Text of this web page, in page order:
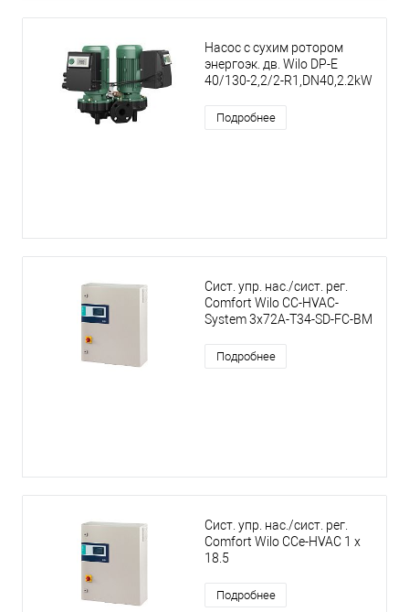
Насос с сухим ротором
энергоэк. дв. Wilo DP-E
40/130-2,2/2-R1,DN40,2.2kW
Подробнее
Сист. упр. нас./сист. рег.
Comfort Wilo CC-HVAC-
System 3x72A-T34-SD-FC-BM
Подробнее
Сист. упр. нас./сист. рег.
Comfort Wilo CCe-HVAC 1 x
18.5
Подробнее